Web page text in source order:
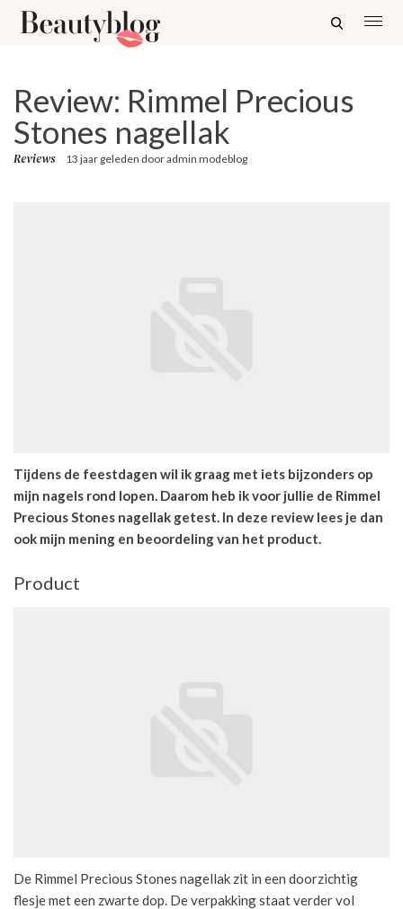
Review: Rimmel Precious
Stones nagellak
Reviews 13 jaar geleden dooradmin modeblog
Tijdens de feestdagen wil ik graag met iets bijzonders op
mijn nagels rond lopen. Daarom heb ik voor jullie de Rimmel
Precious Stones nagellak getest. In deze review lees je dan
ook mijn mening en beoordeling van het product.
Product
De Rimmel Precious Stones nagellak zit in een doorzichtig
flesje met een zwarte dop. De verpakking staat verder vol